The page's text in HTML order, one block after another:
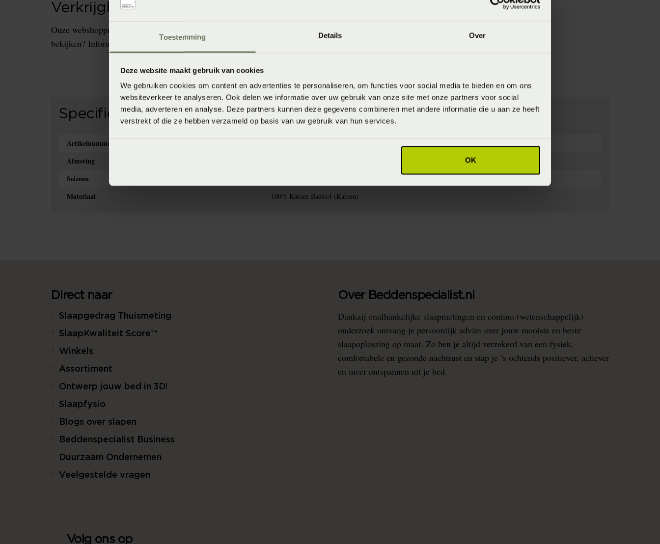
Toestemming Details Over
Deze website maakt gebruik van cookies
We gebruiken cookies om content en advertenties te personaliseren, om functies voor social media te bieden en om ons
websiteverkeer te analyseren. Ook delen we informatie over uw gebruik van onze site met onze partners voor social
media, adverteren en analyse. Deze partners kunnen deze gegevens combineren met andere informatie die u aan ze heeft
verstrekt of die ze hebben verzameld op basis van uw gebruik van hun services.
OK
Verkrijgbaarheid in de winkels
Onze webshopproducten zijn niet altijd verkrijgbaar in de winkel. Wil je het product in de winkel
bekijken? Informeer dan eerst naar de beschikbaarheid.
Specificaties
Artikelnummer
Afmeting
Seizoen
Materiaal 100% Katoen Badstof (Katoen)
Direct naar
Slaapgedrag Thuismeting
SlaapKwaliteit Score™
Winkels
Assortiment
Ontwerp jouw bed in 3D!
Slaapfysio
Blogs over slapen
Beddenspecialist Business
Duurzaam Ondernemen
Veelgestelde vragen
Over Beddenspecialist.nl
Dankzij onafhankelijke slaapmetingen en continu (wetenschappelijk)
onderzoek ontvang je persoonlijk advies over jouw mooiste en beste
slaapoplossing op maat. Zo ben je altijd verzekerd van een fysiek,
comfortabele en gezonde nachtrust en stap je ’s ochtends positiever, actiever
en meer ontspannen uit je bed.
Volg ons op